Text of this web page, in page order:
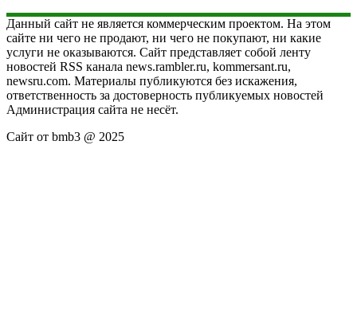
Данный сайт не является коммерческим проектом. На этом
сайте ни чего не продают, ни чего не покупают, ни какие
услуги не оказываются. Сайт представляет собой ленту
новостей RSS канала news.rambler.ru, kommersant.ru,
newsru.com. Материалы публикуются без искажения,
ответственность за достоверность публикуемых новостей
Администрация сайта не несёт.
Сайт от bmb3 @ 2025